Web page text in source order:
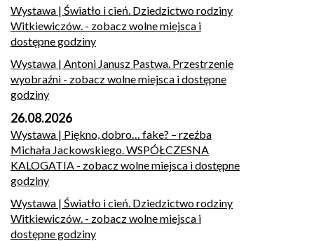
Wystawa | Światło i cień. Dziedzictwo rodziny
Witkiewiczów. - zobacz wolne miejsca i
dostępne godziny
Wystawa | Antoni Janusz Pastwa. Przestrzenie
wyobraźni - zobacz wolne miejsca i dostępne
godziny
26.08.2026
Wystawa | Piękno, dobro… fake? – rzeźba
Michała Jackowskiego. WSPÓŁCZESNA
KALOGATIA - zobacz wolne miejsca i dostępne
godziny
Wystawa | Światło i cień. Dziedzictwo rodziny
Witkiewiczów. - zobacz wolne miejsca i
dostępne godziny